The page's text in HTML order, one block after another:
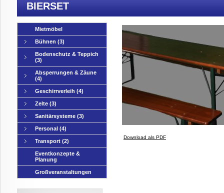
BIERSET
Mietmöbel
Bühnen (3)
Bodenschutz & Teppich
(3)
Absperrungen & Zäune
(4)
Geschirrverleih (4)
Zelte (3)
Sanitärsysteme (3)
Personal (4)
Transport (2)
Eventkonzepte &
Planung
Großveranstaltungen
Download als PDF